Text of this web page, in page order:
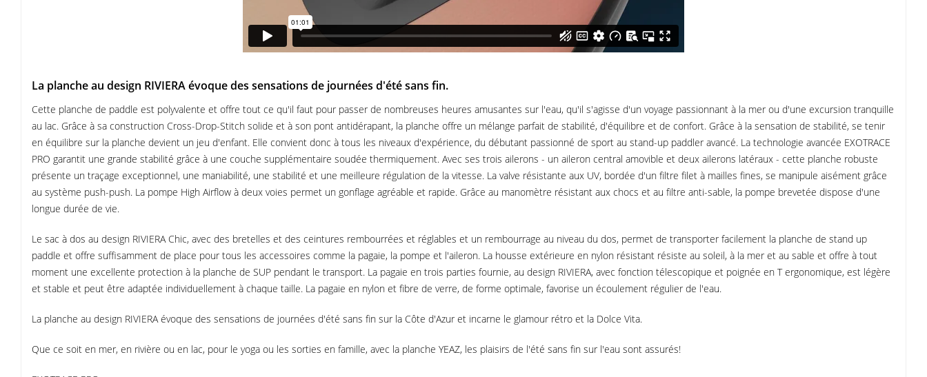
La planche au design RIVIERA évoque des sensations de journées d'été sans fin.
Cette planche de paddle est polyvalente et offre tout ce qu'il faut pour passer de nombreuses heures amusantes sur l'eau, qu'il s'agisse d'un voyage passionnant à la mer ou d'une excursion tranquille
au lac. Grâce à sa construction Cross-Drop-Stitch solide et à son pont antidérapant, la planche offre un mélange parfait de stabilité, d'équilibre et de confort. Grâce à la sensation de stabilité, se tenir
en équilibre sur la planche devient un jeu d'enfant. Elle convient donc à tous les niveaux d'expérience, du débutant passionné de sport au stand-up paddler avancé. La technologie avancée EXOTRACE
PRO garantit une grande stabilité grâce à une couche supplémentaire soudée thermiquement. Avec ses trois ailerons - un aileron central amovible et deux ailerons latéraux - cette planche robuste
présente un traçage exceptionnel, une maniabilité, une stabilité et une meilleure régulation de la vitesse. La valve résistante aux UV, bordée d'un filtre filet à mailles fines, se manipule aisément grâce
au système push-push. La pompe High Airflow à deux voies permet un gonflage agréable et rapide. Grâce au manomètre résistant aux chocs et au filtre anti-sable, la pompe brevetée dispose d'une
longue durée de vie.
Le sac à dos au design RIVIERA Chic, avec des bretelles et des ceintures rembourrées et réglables et un rembourrage au niveau du dos, permet de transporter facilement la planche de stand up
paddle et offre suffisamment de place pour tous les accessoires comme la pagaie, la pompe et l'aileron. La housse extérieure en nylon résistant résiste au soleil, à la mer et au sable et offre à tout
moment une excellente protection à la planche de SUP pendant le transport. La pagaie en trois parties fournie, au design RIVIERA, avec fonction télescopique et poignée en T ergonomique, est légère
et stable et peut être adaptée individuellement à chaque taille. La pagaie en nylon et fibre de verre, de forme optimale, favorise un écoulement régulier de l'eau.
La planche au design RIVIERA évoque des sensations de journées d'été sans fin sur la Côte d'Azur et incarne le glamour rétro et la Dolce Vita.
Que ce soit en mer, en rivière ou en lac, pour le yoga ou les sorties en famille, avec la planche YEAZ, les plaisirs de l'été sans fin sur l'eau sont assurés!